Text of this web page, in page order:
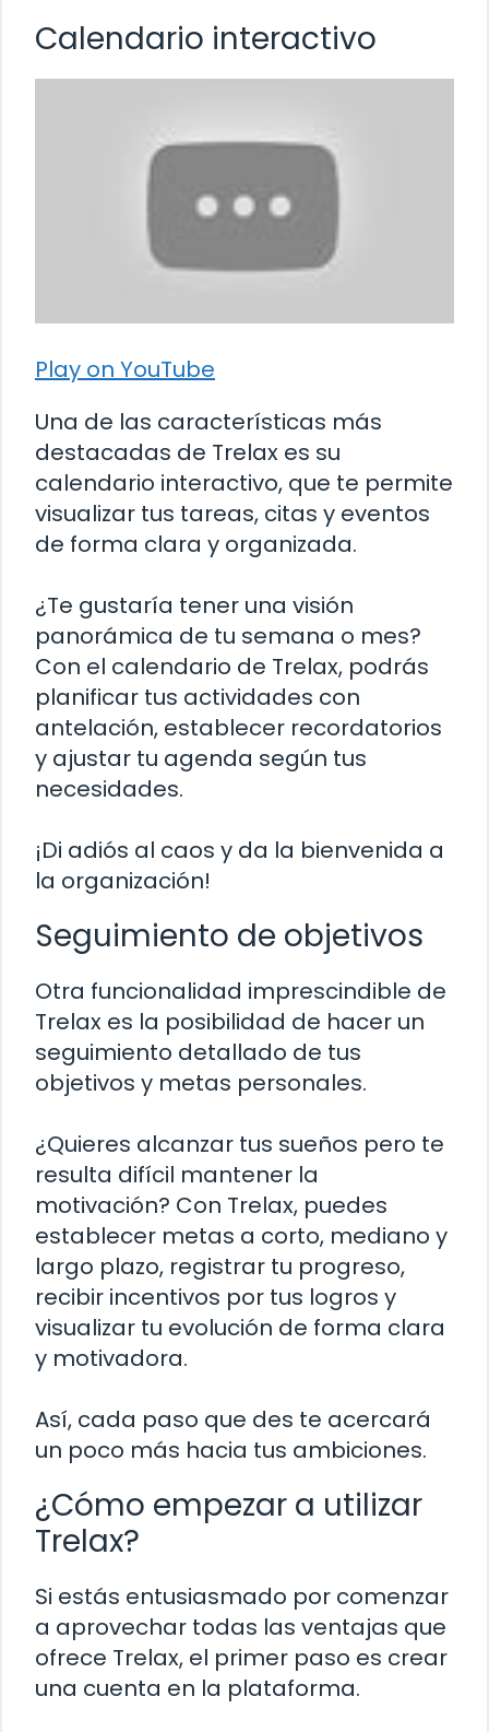
Calendario interactivo
Play on YouTube
Una de las características más
destacadas de Trelax es su
calendario interactivo, que te permite
visualizar tus tareas, citas y eventos
de forma clara y organizada.
¿Te gustaría tener una visión
panorámica de tu semana o mes?
Con el calendario de Trelax, podrás
planificar tus actividades con
antelación, establecer recordatorios
y ajustar tu agenda según tus
necesidades.
¡Di adiós al caos y da la bienvenida a
la organización!
Seguimiento de objetivos
Otra funcionalidad imprescindible de
Trelax es la posibilidad de hacer un
seguimiento detallado de tus
objetivos y metas personales.
¿Quieres alcanzar tus sueños pero te
resulta difícil mantener la
motivación? Con Trelax, puedes
establecer metas a corto, mediano y
largo plazo, registrar tu progreso,
recibir incentivos por tus logros y
visualizar tu evolución de forma clara
y motivadora.
Así, cada paso que des te acercará
un poco más hacia tus ambiciones.
¿Cómo empezar a utilizar
Trelax?
Si estás entusiasmado por comenzar
a aprovechar todas las ventajas que
ofrece Trelax, el primer paso es crear
una cuenta en la plataforma.